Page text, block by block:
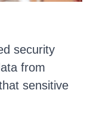
security
from
sensitive